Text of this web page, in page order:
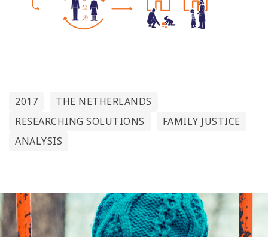
2017
THE NETHERLANDS
RESEARCHING SOLUTIONS
FAMILY JUSTICE
ANALYSIS